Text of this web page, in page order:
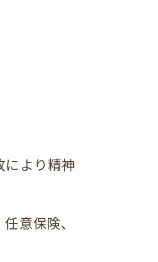
により精神
意保険、